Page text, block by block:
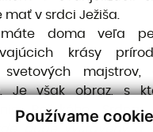
Používame
mať v srdci Ježiša.
máte doma veľa
krásy
majstrov,
Je však obraz, s
Božského Srdca: